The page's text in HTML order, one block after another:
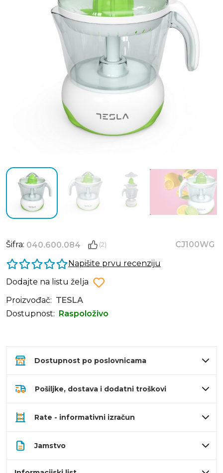
Šifra: 040.600.084 (2)
CJ100WG
Napišite prvu recenziju
Dodajte na listu želja
Proizvođač: TESLA
Dostupnost:
Raspoloživo
Dostupnost po poslovnicama
Pošiljke, dostava i dodatni troškovi
Rate - informativni izračun
Jamstvo